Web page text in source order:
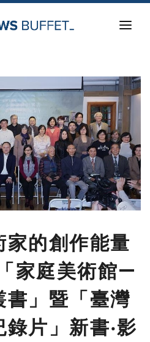
的創作能量
家庭美術館—
」暨「臺灣
片」新書‧影